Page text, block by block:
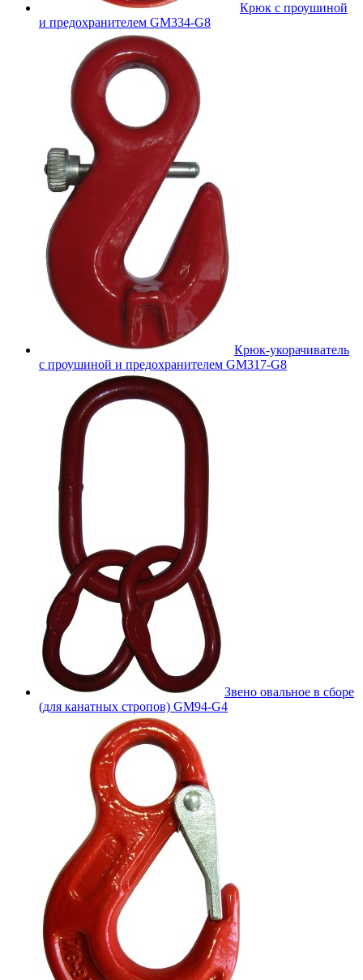
Крюк с проушиной
и предохранителем GM334-G8
Крюк-укорачиватель
с проушиной и предохранителем GM317-G8
Звено овальное в сборе
(для канатных стропов) GM94-G4